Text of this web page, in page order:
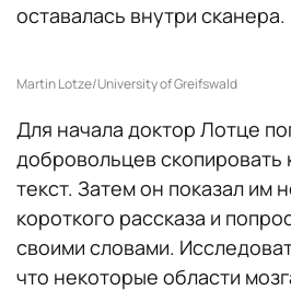
оставалась внутри сканера.
Martin Lotze/University of Greifswald
Для начала доктор Лотце
добровольцев скопировать
текст. Затем он показал им
короткого рассказа и
своими словами.
что некоторые области